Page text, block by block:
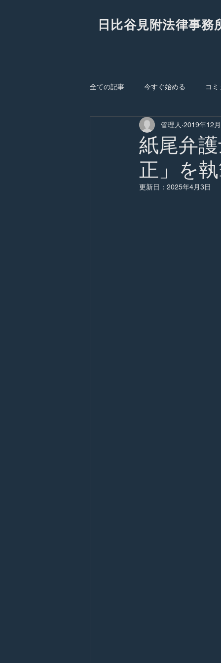
日比谷見附法律事務
全ての記事 今すぐ始める コ
紙尾弁
正」を
管理人 2019年12
更新日： 2025年4月3日